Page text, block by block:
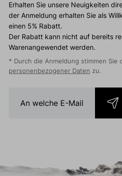
Erhalten Sie unsere Neuigkeiten
der Anmeldung erhalten Sie als
einen 5% Rabatt.
Der Rabatt kann nicht auf bereits
Warenangewendet werden.
* Durch die Anmeldung stimmen Sie
personenbezogener Daten zu.